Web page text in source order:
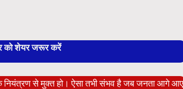
को शेयर जरूर करें
नियंत्रण से मुक्त हो। ऐसा तभी संभव है जब जनता आगे आए